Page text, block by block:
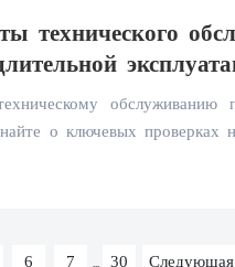
технического
овощей?
о ключевых проверках
6 7 30 Следующая